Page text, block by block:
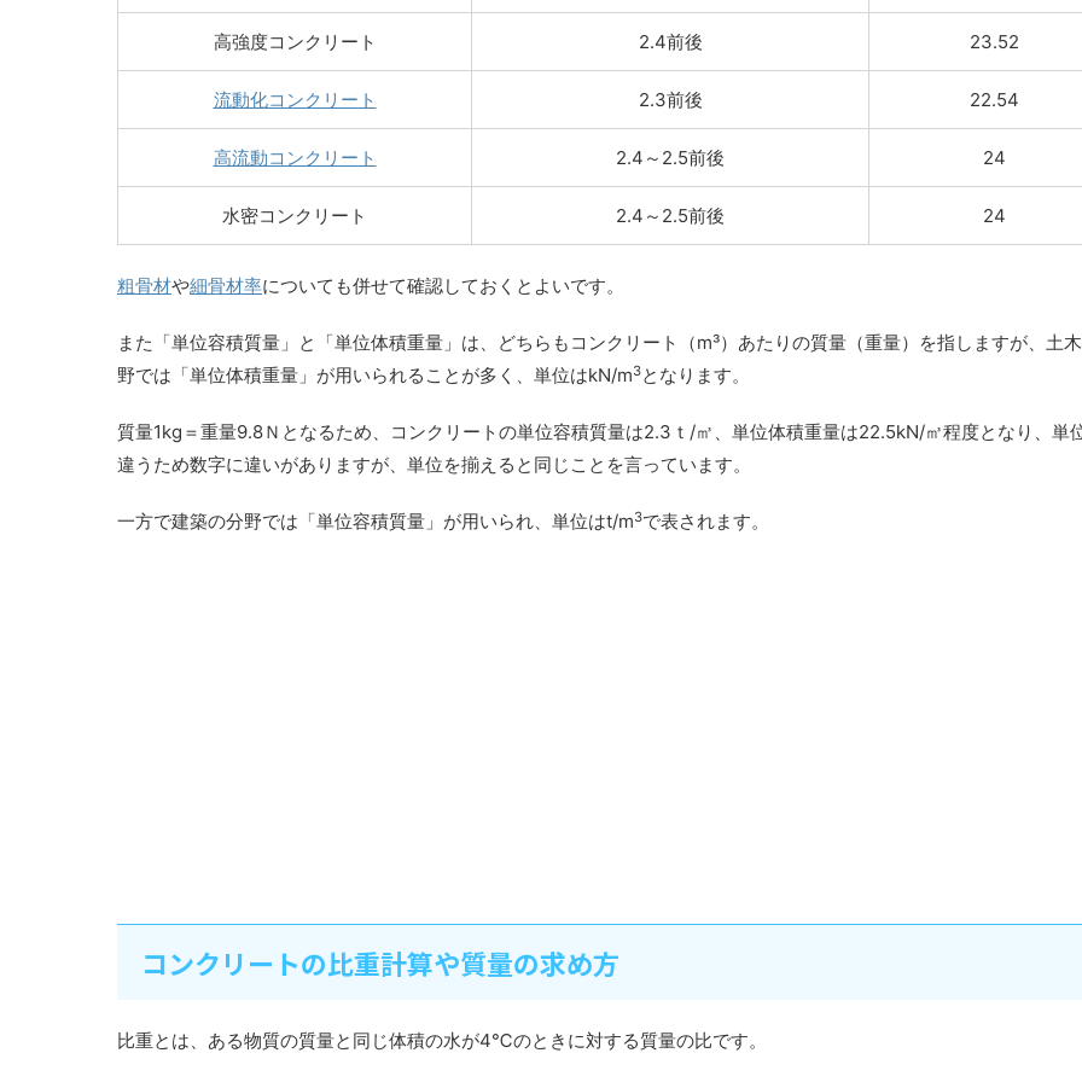
高強度コンクリート 2.4前後 23.52
流動化コンクリート 2.3前後 22.54
高流動コンクリート 2.4～2.5前後 24
水密コンクリート 2.4～2.5前後 24
粗骨材や細骨材率についても併せて確認しておくとよいです。
また「単位容積質量」と「単位体積重量」は、どちらもコンクリート（m³）あたりの質量（重量）を指しますが、土
野では「単位体積重量」が用いられることが多く、単位はkN/m3となります。
質量1kg＝重量9.8Ｎとなるため、コンクリートの単位容積質量は2.3ｔ/㎥、単位体積重量は22.5kN/㎥程度となり、単
違うため数字に違いがありますが、単位を揃えると同じことを言っています。
一方で建築の分野では「単位容積質量」が用いられ、単位はt/m3で表されます。
コンクリートの比重計算や質量の求め方
比重とは、ある物質の質量と同じ体積の水が4℃のときに対する質量の比です。